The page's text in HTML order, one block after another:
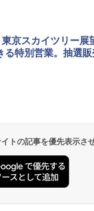
京スカイツリー展
る特別営業。抽選
トの記事を優先表示さ